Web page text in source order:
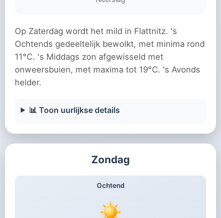
Op Zaterdag wordt het mild in Flattnitz. 's
Ochtends gedeeltelijk bewolkt, met minima rond
11°C. 's Middags zon afgewisseld met
onweersbuien, met maxima tot 19°C. 's Avonds
helder.
📊 Toon uurlijkse details
Zondag
Ochtend